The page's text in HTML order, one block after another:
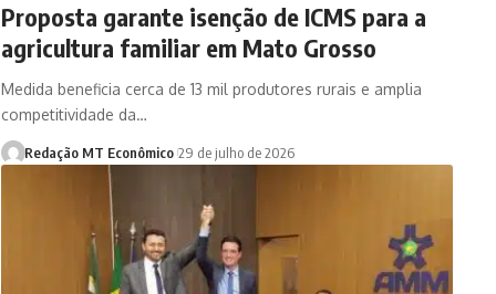
Proposta garante isenção de ICMS para a
agricultura familiar em Mato Grosso
Medida beneficia cerca de 13 mil produtores rurais e amplia
competitividade da…
Redação MT Econômico 29 de julho de 2026